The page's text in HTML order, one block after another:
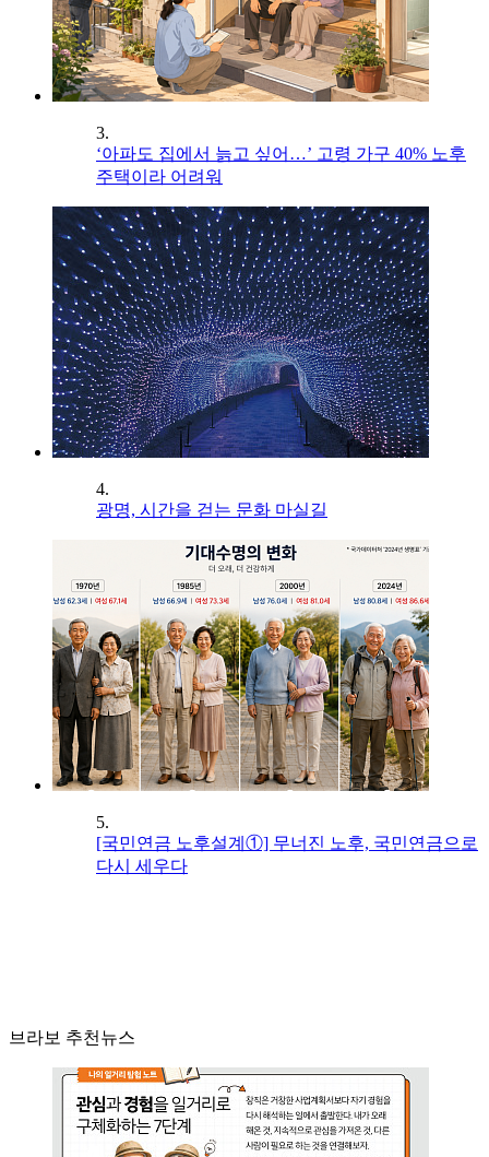
3.
‘아파도 집에서 늙고 싶어…’ 고령 가구 40% 노후
주택이라 어려워
4.
광명, 시간을 걷는 문화 마실길
5.
[국민연금 노후설계①] 무너진 노후, 국민연금으로
다시 세우다
브라보 추천뉴스